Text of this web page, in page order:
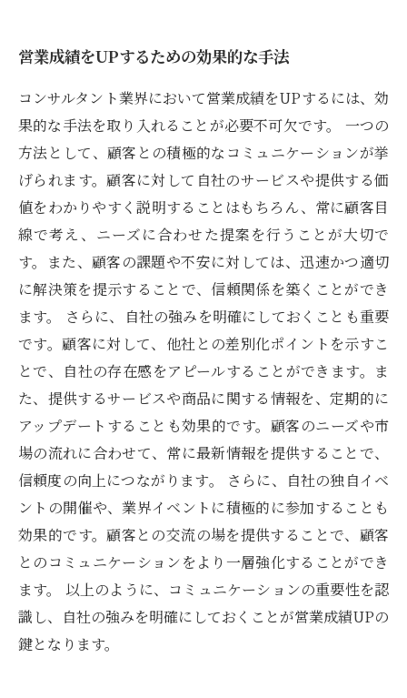
営業成績をUPするための効果的な手法
コンサルタント業界において営業成績をUPするには、効
果的な手法を取り入れることが必要不可欠です。 一つの
方法として、顧客との積極的なコミュニケーションが挙
げられます。顧客に対して自社のサービスや提供する価
値をわかりやすく説明することはもちろん、常に顧客目
線で考え、ニーズに合わせた提案を行うことが大切で
す。また、顧客の課題や不安に対しては、迅速かつ適切
に解決策を提示することで、信頼関係を築くことができ
ます。 さらに、自社の強みを明確にしておくことも重要
です。顧客に対して、他社との差別化ポイントを示すこ
とで、自社の存在感をアピールすることができます。ま
た、提供するサービスや商品に関する情報を、定期的に
アップデートすることも効果的です。顧客のニーズや市
場の流れに合わせて、常に最新情報を提供することで、
信頼度の向上につながります。 さらに、自社の独自イベ
ントの開催や、業界イベントに積極的に参加することも
効果的です。顧客との交流の場を提供することで、顧客
とのコミュニケーションをより一層強化することができ
ます。 以上のように、コミュニケーションの重要性を認
識し、自社の強みを明確にしておくことが営業成績UPの
鍵となります。